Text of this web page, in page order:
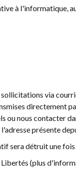
à l'informatique,
via
directement
ou nous contacter
présente
sera détruit une
(plus